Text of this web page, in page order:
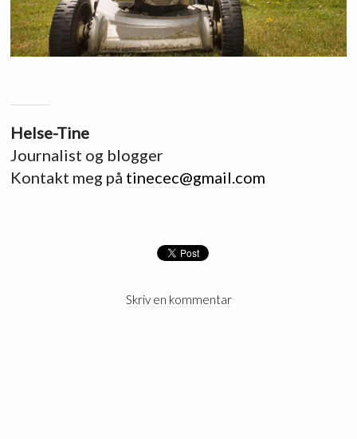
Helse-Tine
Journalist og blogger
Kontakt meg på tinecec@gmail.com
Skriv en kommentar